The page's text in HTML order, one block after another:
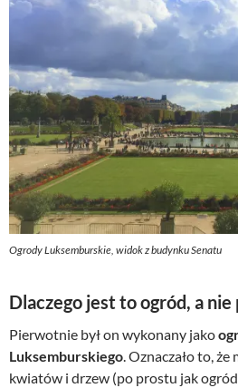
Ogrody Luksemburskie, widok z budynku Senatu
Dlaczego jest to ogród, a nie
Pierwotnie był on wykonany jako
Luksemburskiego. Oznaczało to, że
kwiatów i drzew (po prostu jak